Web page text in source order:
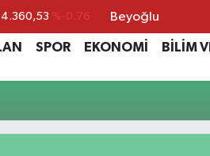
%-0.76
47,7069 %0.17
Beyoğlu
SPOR EKONOMİ
BİLİM